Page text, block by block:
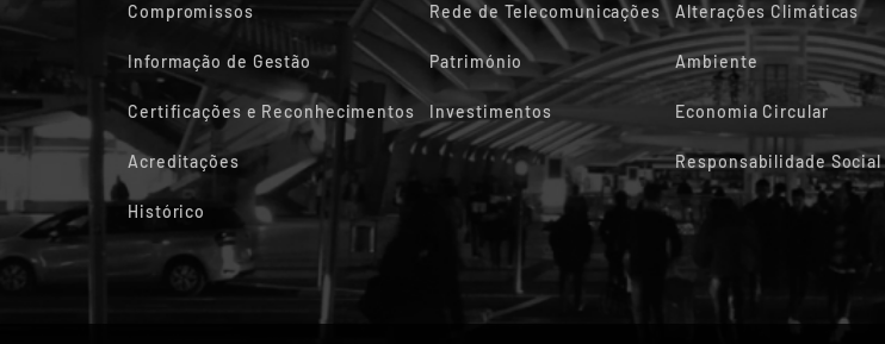
Compromissos
Informação de Gestão
Certificações e Reconhecimentos
Acreditações
Histórico
Rede de Telecomunicações
Património
Investimentos
Alterações Climáticas
Ambiente
Economia Circular
Responsabilidade Social